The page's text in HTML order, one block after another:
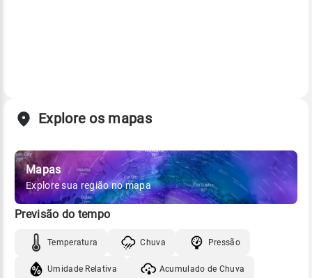
Explore os mapas
Mapas
Explore sua região no mapa
Previsão do tempo
Temperatura Chuva Pressão
Umidade Relativa Acumulado de Chuva